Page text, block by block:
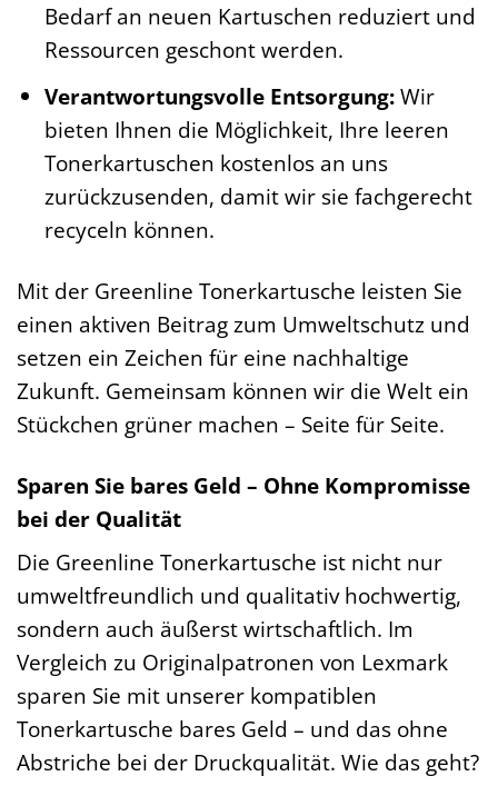
Bedarf an neuen Kartuschen reduziert und
Ressourcen geschont werden.
Verantwortungsvolle Entsorgung:Wir
bieten Ihnen die Möglichkeit, Ihre leeren
Tonerkartuschen kostenlos an uns
zurückzusenden, damit wir sie fachgerecht
recyceln können.
Mit der Greenline Tonerkartusche leisten Sie
einen aktiven Beitrag zum Umweltschutz und
setzen ein Zeichen für eine nachhaltige
Zukunft. Gemeinsam können wir die Welt ein
Stückchen grüner machen – Seite für Seite.
Sparen Sie bares Geld – Ohne Kompromisse
bei der Qualität
Die Greenline Tonerkartusche ist nicht nur
umweltfreundlich und qualitativ hochwertig,
sondern auch äußerst wirtschaftlich. Im
Vergleich zu Originalpatronen von Lexmark
sparen Sie mit unserer kompatiblen
Tonerkartusche bares Geld – und das ohne
Abstriche bei der Druckqualität. Wie das geht?